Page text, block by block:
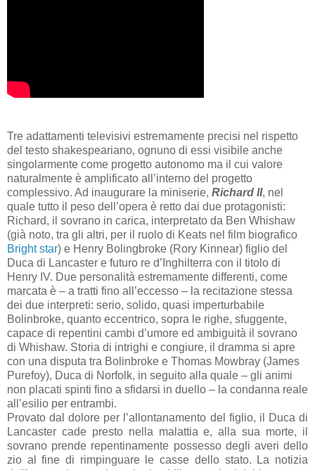
Tre adattamenti televisivi estremamente precisi nel rispetto
del testo shakespeariano, ognuno di essi visibile anche
singolarmente come progetto autonomo ma il cui valore
naturalmente è amplificato all’interno del progetto
complessivo. Ad inaugurare la miniserie, Richard II, nel
quale tutto il peso dell’opera è retto dai due protagonisti:
Richard, il sovrano in carica, interpretato da Ben Whishaw
(già noto, tra gli altri, per il ruolo di Keats nel film biografico
Bright star) e Henry Bolingbroke (Rory Kinnear) figlio del
Duca di Lancaster e futuro re d’Inghilterra con il titolo di
Henry IV. Due personalità estremamente differenti, come
marcata è – a tratti fino all’eccesso – la recitazione stessa
dei due interpreti: serio, solido, quasi imperturbabile
Bolinbroke, quanto eccentrico, sopra le righe, sfuggente,
capace di repentini cambi d’umore ed ambiguità il sovrano
di Whishaw. Storia di intrighi e congiure, il dramma si apre
con una disputa tra Bolinbroke e Thomas Mowbray (James
Purefoy), Duca di Norfolk, in seguito alla quale – gli animi
non placati spinti fino a sfidarsi in duello – la condanna reale
all’esilio per entrambi.
Provato dal dolore per l’allontanamento del figlio, il Duca di
Lancaster cade presto nella malattia e, alla sua morte, il
sovrano prende repentinamente possesso degli averi dello
zio al fine di rimpinguare le casse dello stato. La notizia